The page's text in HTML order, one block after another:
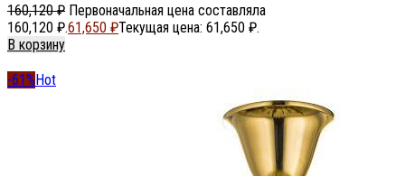
160,120₽ Первоначальная цена составляла
160,120 ₽.61,650 ₽Текущая цена: 61,650 ₽.
В корзину
-61% Hot